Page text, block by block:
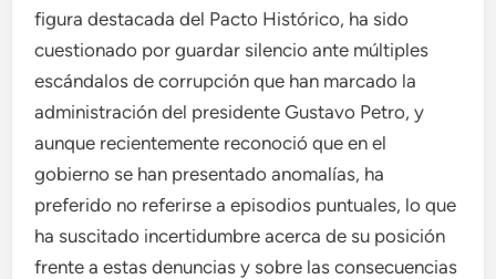
figura destacada del Pacto Histórico, ha sido
cuestionado por guardar silencio ante múltiples
escándalos de corrupción que han marcado la
administración del presidente Gustavo Petro, y
aunque recientemente reconoció que en el
gobierno se han presentado anomalías, ha
preferido no referirse a episodios puntuales, lo que
ha suscitado incertidumbre acerca de su posición
frente a estas denuncias y sobre las consecuencias